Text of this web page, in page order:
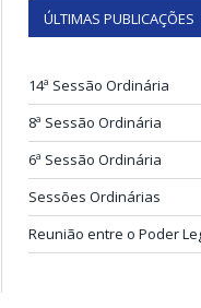
ÚLTIMAS PUBLICAÇÕES
14ª Sessão Ordinária
8ª Sessão Ordinária
6ª Sessão Ordinária
Sessões Ordinárias
Reunião entre o Poder